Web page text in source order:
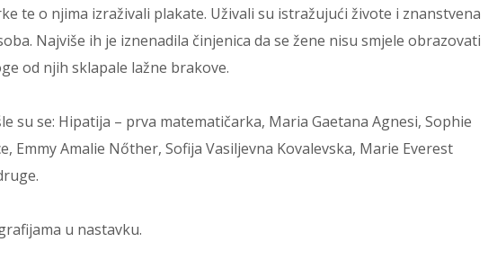
te o njima izraživali plakate. Uživali su istražujući živote i znanstvena
Najviše ih je iznenadila činjenica da se žene nisu smjele obrazovati
od njih sklapale lažne brakove.
su se: Hipatija – prva matematičarka, Maria Gaetana Agnesi, Sophie
Emmy Amalie Nőther, Sofija Vasiljevna Kovalevska, Marie Everest
u nastavku.